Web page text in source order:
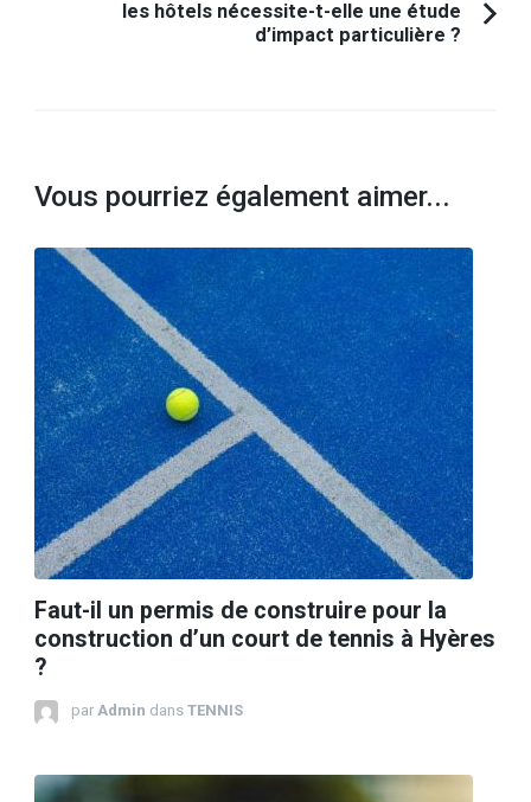
les hôtels nécessite-t-elle une étude
d’impact particulière ?
Vous pourriez également aimer...
Faut-il un permis de construire pour la
construction d’un court de tennis à Hyères
?
par Admin dans TENNIS